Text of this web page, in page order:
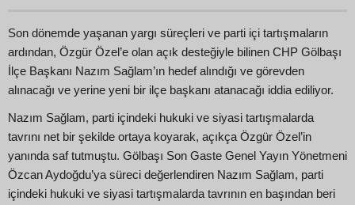
Son dönemde yaşanan yargı süreçleri ve parti içi tartışmaların
ardından, Özgür Özel’e olan açık desteğiyle bilinen CHP Gölbaşı
İlçe Başkanı Nazım Sağlam’ın hedef alındığı ve görevden
alınacağı ve yerine yeni bir ilçe başkanı atanacağı iddia ediliyor.
Nazım Sağlam, parti içindeki hukuki ve siyasi tartışmalarda
tavrını net bir şekilde ortaya koyarak, açıkça Özgür Özel’in
yanında saf tutmuştu. Gölbaşı Son Gaste Genel Yayın Yönetmeni
Özcan Aydoğdu’ya süreci değerlendiren Nazım Sağlam, parti
içindeki hukuki ve siyasi tartışmalarda tavrının en başından beri